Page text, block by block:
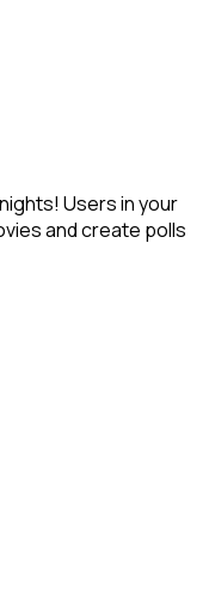
Users in your
and create polls